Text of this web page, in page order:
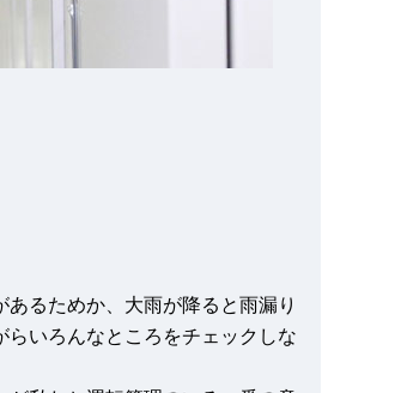
るためか、大雨が降ると雨漏り
いろんなところをチェックしな